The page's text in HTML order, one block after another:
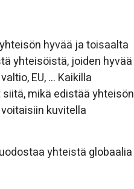
hyvää ja toisaalta
yhteisöistä, joiden hyvää
EU, … Kaikilla
mikä edistää yhteisön
kuvitella
yhteistä globaalia